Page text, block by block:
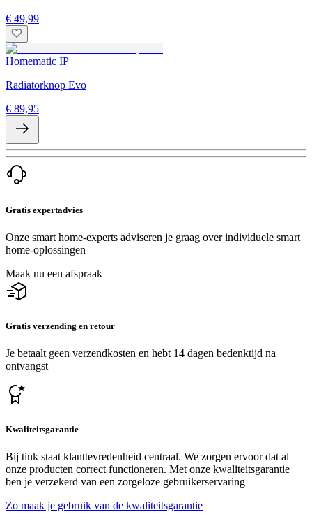
€ 49,99
Homematic IP
Radiatorknop Evo
€ 89,95
Gratis expertadvies
Onze smart home-experts adviseren je graag over individuele smart
home-oplossingen
Maak nu een afspraak
Gratis verzending en retour
Je betaalt geen verzendkosten en hebt 14 dagen bedenktijd na
ontvangst
Kwaliteitsgarantie
Bij tink staat klanttevredenheid centraal. We zorgen ervoor dat al
onze producten correct functioneren. Met onze kwaliteitsgarantie
ben je verzekerd van een zorgeloze gebruikerservaring
Zo maak je gebruik van de kwaliteitsgarantie